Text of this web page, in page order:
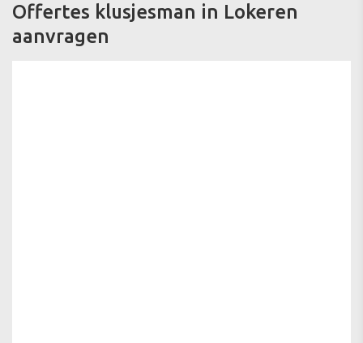
Offertes klusjesman in Lokeren
aanvragen